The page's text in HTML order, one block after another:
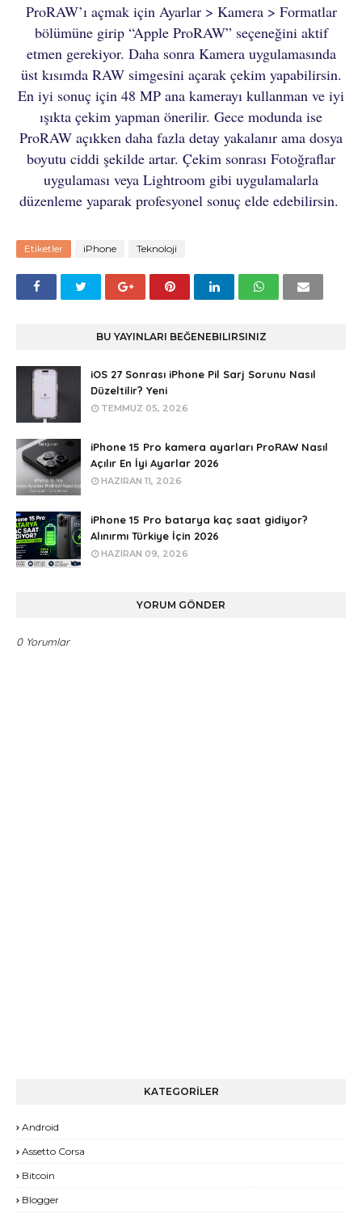
ProRAW’ı açmak için Ayarlar > Kamera > Formatlar
bölümüne girip “Apple ProRAW” seçeneğini aktif
etmen gerekiyor. Daha sonra Kamera uygulamasında
üst kısımda RAW simgesini açarak çekim yapabilirsin.
En iyi sonuç için 48 MP ana kamerayı kullanman ve iyi
ışıkta çekim yapman önerilir. Gece modunda ise
ProRAW açıkken daha fazla detay yakalanır ama dosya
boyutu ciddi şekilde artar. Çekim sonrası Fotoğraflar
uygulaması veya Lightroom gibi uygulamalarla
düzenleme yaparak profesyonel sonuç elde edebilirsin.
Etiketler iPhone Teknoloji
BU YAYINLARI BEĞENEBILIRSINIZ
iOS 27 Sonrası iPhone Pil Sarj Sorunu Nasıl
Düzeltilir? Yeni
TEMMUZ 05, 2026
iPhone 15 Pro kamera ayarları ProRAW Nasıl
Açılır En İyi Ayarlar 2026
HAZIRAN 11, 2026
iPhone 15 Pro batarya kaç saat gidiyor?
Alınırmı Türkiye İçin 2026
HAZIRAN 09, 2026
YORUM GÖNDER
0 Yorumlar
KATEGORİLER
Android
Assetto Corsa
Bitcoin
Blogger